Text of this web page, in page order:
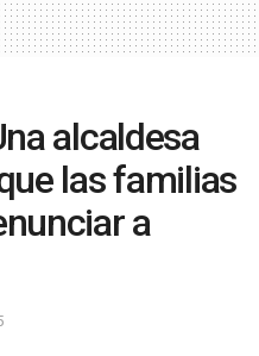
alcaldesa
las familias
a